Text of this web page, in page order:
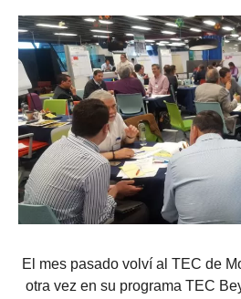
El mes pasado volví al TEC de
otra vez en su programa TEC